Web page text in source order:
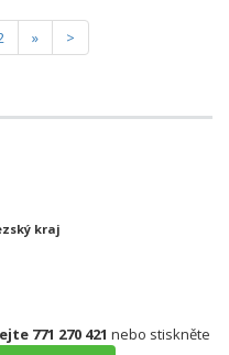
» >
kraj
771 270 421 nebo stiskněte